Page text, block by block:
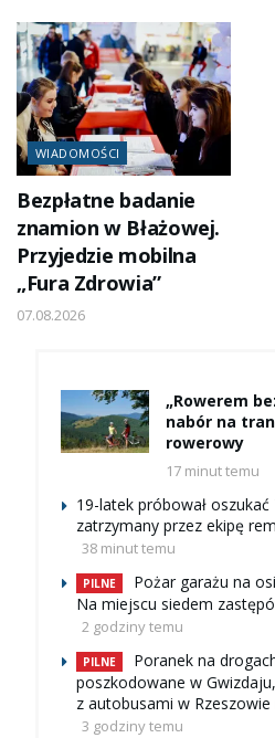
WIADOMOŚCI
Bezpłatne badanie
znamion w Błażowej.
Przyjedzie mobilna
„Fura Zdrowia”
07.08.2026
„Rowerem
nabór na
rowerowy
17 minut temu
19-latek próbował oszukać
zatrzymany przez ekipę
38 minut temu
PILNE
Pożar garażu na
Na miejscu siedem
2 godziny temu
PILNE
Poranek na
poszkodowane w
z autobusami w
3 godziny temu